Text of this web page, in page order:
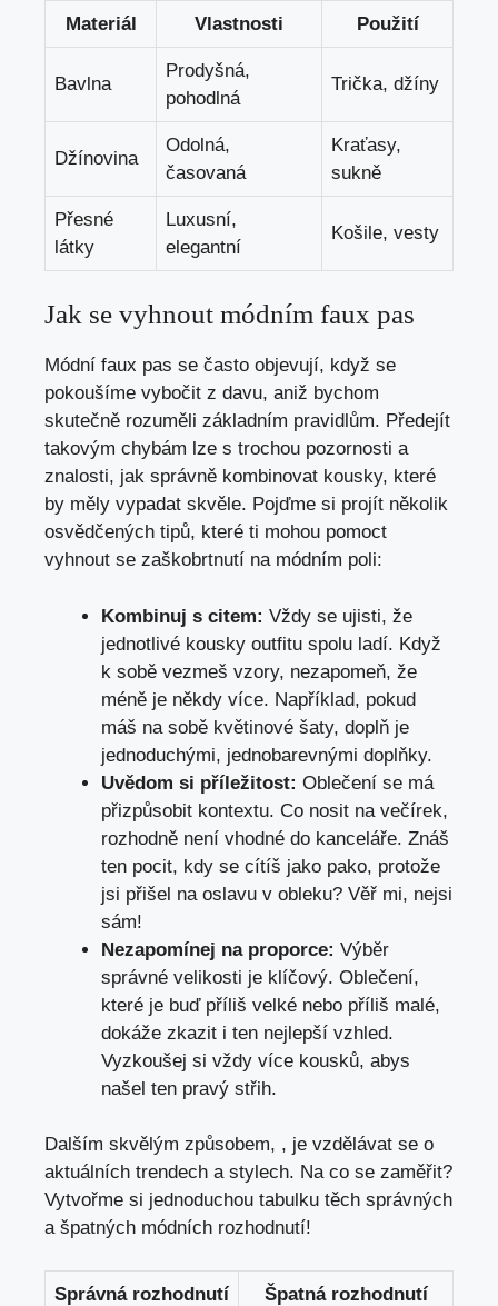
Materiál Vlastnosti Použití
Bavlna
Prodyšná,
pohodlná
Trička, džíny
Džínovina
Odolná,
časovaná
Kraťasy,
sukně
Přesné
látky
Luxusní,
elegantní
Košile, vesty
Jak se vyhnout módním faux pas
Módní faux pas se často objevují, když se
pokoušíme vybočit z davu, aniž bychom
skutečně rozuměli základním pravidlům. Předejít
takovým chybám lze s trochou pozornosti a
znalosti, jak správně kombinovat kousky, které
by měly vypadat skvěle. Pojďme si projít několik
osvědčených tipů, které ti mohou pomoct
vyhnout se zaškobrtnutí na módním poli:
Kombinuj s citem: Vždy se ujisti, že
jednotlivé kousky outfitu spolu ladí. Když
k sobě vezmeš vzory, nezapomeň, že
méně je někdy více. Například, pokud
máš na sobě květinové šaty, doplň je
jednoduchými, jednobarevnými doplňky.
Uvědom si příležitost: Oblečení se má
přizpůsobit kontextu. Co nosit na večírek,
rozhodně není vhodné do kanceláře. Znáš
ten pocit, kdy se cítíš jako pako, protože
jsi přišel na oslavu v obleku? Věř mi, nejsi
sám!
Nezapomínej na proporce: Výběr
správné velikosti je klíčový. Oblečení,
které je buď příliš velké nebo příliš malé,
dokáže zkazit i ten nejlepší vzhled.
Vyzkoušej si vždy více kousků, abys
našel ten pravý střih.
Dalším skvělým způsobem, , je vzdělávat se o
aktuálních trendech a stylech. Na co se zaměřit?
Vytvořme si jednoduchou tabulku těch správných
a špatných módních rozhodnutí!
Správná rozhodnutí Špatná rozhodnutí